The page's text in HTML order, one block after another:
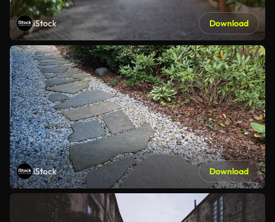
iStock Download
iStock Download